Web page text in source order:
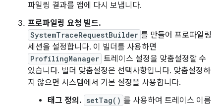
파일링 결과를 앱에 다시 보냅니다.
프로파일링 요청 빌드.
SystemTraceRequestBuilder 를 만들어 프로파일링
세션을 설정합니다. 이 빌더를 사용하면
ProfilingManager 트레이스 설정을 맞춤설정할 수
있습니다. 빌더 맞춤설정은 선택사항입니다. 맞춤설정하
지 않으면 시스템에서 기본 설정을 사용합니다.
태그 정의. setTag() 를 사용하여 트레이스 이름